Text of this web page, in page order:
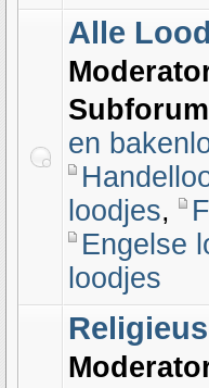
Alle
en
loodjes,
Engelse
loodjes